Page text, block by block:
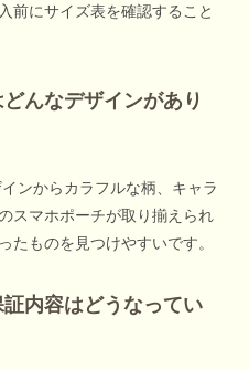
前にサイズ表を確認すること
んなデザインがあり
ンからカラフルな柄、キャラ
スマホポーチが取り揃えられ
たものを見つけやすいです。
内容はどうなってい